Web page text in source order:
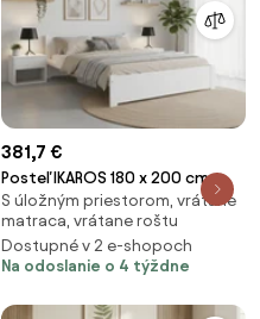
381,7 €
Posteľ IKAROS 180 x 200 cm,
biela Rošt: S latkovým roštom,
Matrac: Matrac SOMMERA 18
cm
S úložným priestorom, vrátane
matraca, vrátane roštu
Dostupné v 2 e-shopoch
Na odoslanie o 4 týždne